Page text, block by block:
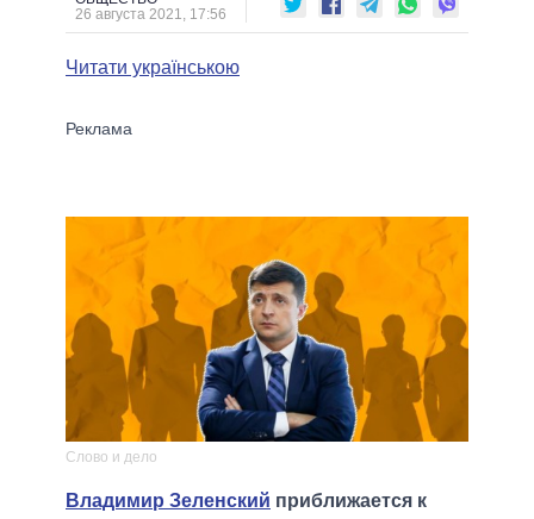
26 августа 2021, 17:56
Читати українською
Слово и дело
Владимир Зеленский приближается к